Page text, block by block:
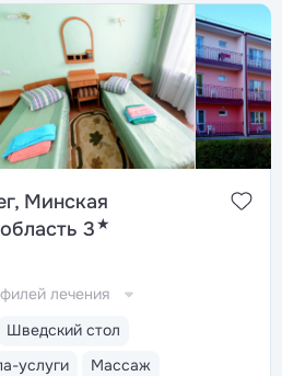
Минская
3★
Шведский стол
услуги Массаж
лечения